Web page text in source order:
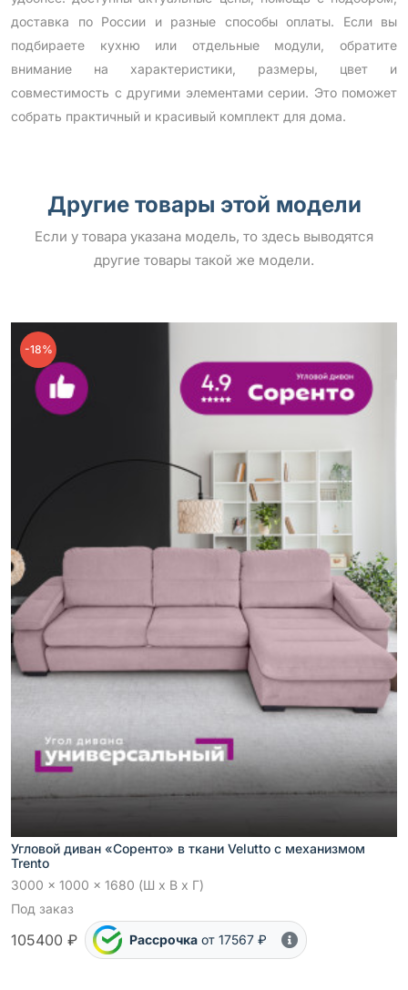
доставка по России и разные способы оплаты. Если вы
подбираете кухню или отдельные модули, обратите
внимание на характеристики, размеры, цвет и
совместимость с другими элементами серии. Это поможет
собрать практичный и красивый комплект для дома.
Другие товары этой модели
Если у товара указана модель, то здесь выводятся
другие товары такой же модели.
-18%
Угловой диван «Соренто» в ткани Velutto с механизмом
Trento
3000 x 1000 x 1680 (Ш x В x Г)
Под заказ
105400 ₽ Рассрочка от 17567 ₽